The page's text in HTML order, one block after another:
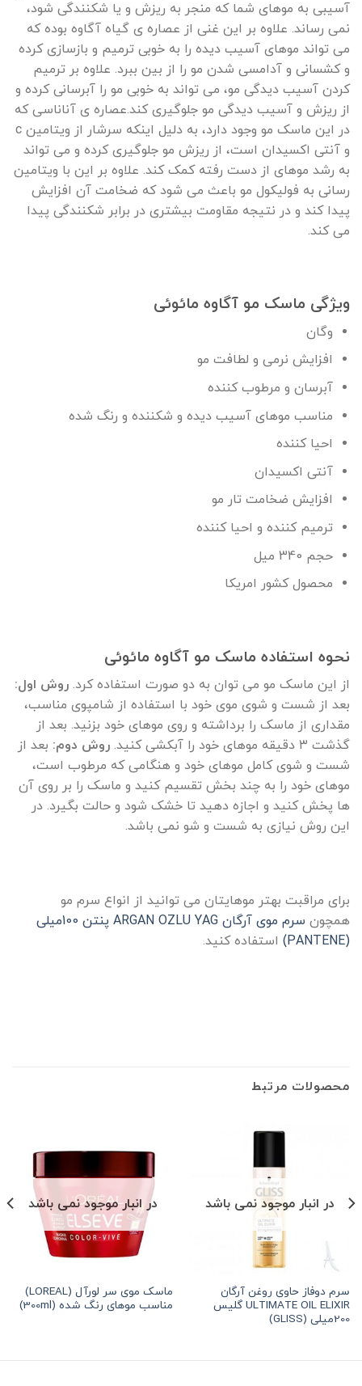
آسیبی به موهای شما که منجر به ریزش و یا شکنندگی شود،
نمی رساند. علاوه بر این غنی از عصاره ی گیاه آگاوه بوده که
می تواند موهای آسیب دیده را به خوبی ترمیم و بازسازی کرده
و کشسانی و آدامسی شدن مو را از بین ببرد. علاوه بر ترمیم
کردن آسیب دیدگی مو، می تواند به خوبی مو را آبرسانی کرده و
از ریزش و آسیب دیدگی مو جلوگیری کند.عصاره ی آناناسی که
در این ماسک مو وجود دارد، به دلیل اینکه سرشار از ویتامین c
و آنتی اکسیدان است، از ریزش مو جلوگیری کرده و می تواند
به رشد موهای از دست رفته کمک کند. علاوه بر این با ویتامین
رسانی به فولیکول مو باعث می شود که ضخامت آن افزایش
پیدا کند و در نتیجه مقاومت بیشتری در برابر شکنندگی پیدا
می کند.
ویژگی ماسک مو آگاوه مائوئی
وگان
افزایش نرمی و لطافت مو
آبرسان و مرطوب کننده
مناسب موهای آسیب دیده و شکننده و رنگ شده
احیا کننده
آنتی اکسیدان
افزایش ضخامت تار مو
ترمیم کننده و احیا کننده
حجم 340 میل
محصول کشور امریکا
نحوه استفاده ماسک مو آگاوه مائوئی
از این ماسک مو می توان به دو صورت استفاده کرد. روش اول:
بعد از شست و شوی موی خود با استفاده از شامپوی مناسب،
مقداری از ماسک را برداشته و روی موهای خود بزنید. بعد از
گذشت ۳ دقیقه موهای خود را آبکشی کنید.
روش دوم: بعد از
شست و شوی کامل موهای خود و هنگامی که مرطوب است،
موهای خود را به چند بخش تقسیم کنید و ماسک را بر روی آن
ها پخش کنید و اجازه دهید تا خشک شود و حالت بگیرد. در
این روش نیازی به شست و شو نمی باشد.
برای مراقبت بهتر موهایتان می توانید از انواع سرم مو
همچون
سرم موی آرگان ARGAN OZLU YAG پنتن 100میلی
(PANTENE)
استفاده کنید.
محصولات مرتبط
در انبار موجود نمی باشد
سرم دوفاز حاوی روغن آرگان
ULTIMATE OIL ELIXIR گلیس
200میلی (GLISS)
در انبار موجود نمی باشد
ماسک موی سر لورآل (LOREAL)
مناسب موهای رنگ شده (300ml)